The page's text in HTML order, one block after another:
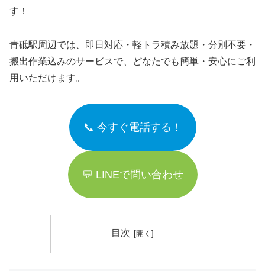
す！
青砥駅周辺では、即日対応・軽トラ積み放題・分別不要・
搬出作業込みのサービスで、どなたでも簡単・安心にご利
用いただけます。
📞 今すぐ電話する！
💬 LINEで問い合わせ
目次